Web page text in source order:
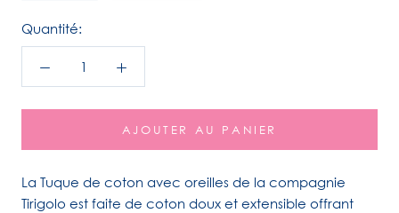
Quantité:
AJOUTER AU PANIER
La Tuque de coton avec oreilles de la compagnie
Tirigolo est faite de coton doux et extensible offrant